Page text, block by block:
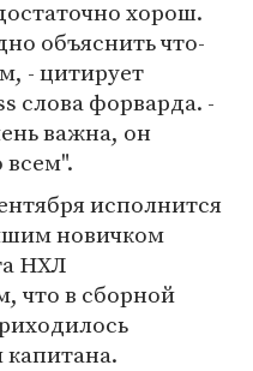
хорош.
объяснить что-
- цитирует
слова форварда. -
важна, он
всем".
исполнится
новичком
НХЛ
что в сборной
капитана.